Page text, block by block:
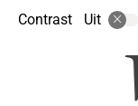
Contrast Uit